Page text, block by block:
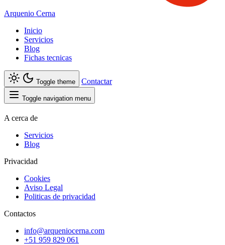
Arquenio Cerna
Inicio
Servicios
Blog
Fichas tecnicas
Toggle theme Contactar
Toggle navigation menu
A cerca de
Servicios
Blog
Privacidad
Cookies
Aviso Legal
Politicas de privacidad
Contactos
info@arqueniocerna.com
+51 959 829 061